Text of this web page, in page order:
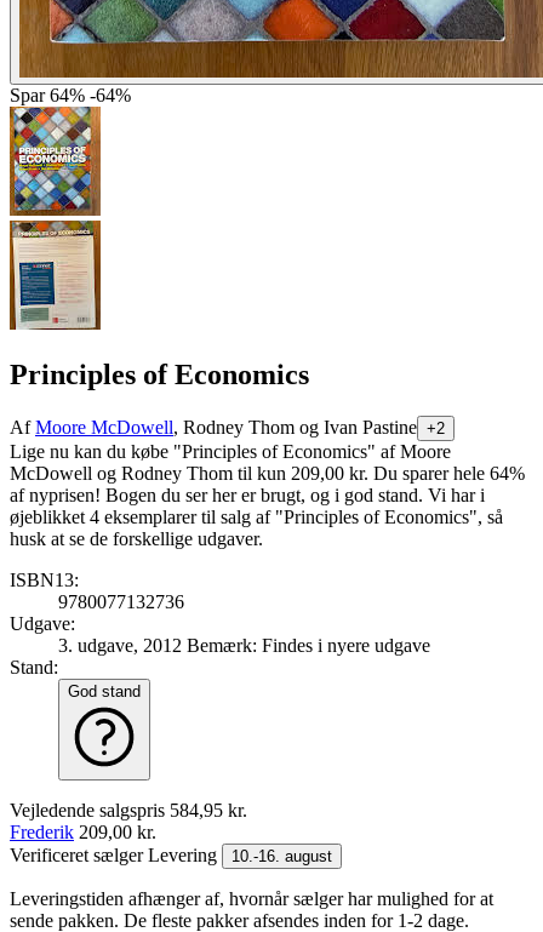
Spar 64% -64%
Principles of Economics
AfMoore McDowell, Rodney Thom og Ivan Pastine +2
Lige nu kan du købe "Principles of Economics" af Moore
McDowell og Rodney Thom til kun 209,00 kr. Du sparer hele 64%
af nyprisen! Bogen du ser her er brugt, og i god stand. Vi har i
øjeblikket 4 eksemplarer til salg af "Principles of Economics", så
husk at se de forskellige udgaver.
ISBN13:
9780077132736
Udgave:
3. udgave, 2012 Bemærk: Findes i nyere udgave
Stand:
God stand
Vejledende salgspris 584,95 kr.
Frederik 209,00 kr.
Verificeret sælgerLevering 10.-16. august
Leveringstiden afhænger af, hvornår sælger har mulighed for at
sende pakken. De fleste pakker afsendes inden for 1-2 dage.